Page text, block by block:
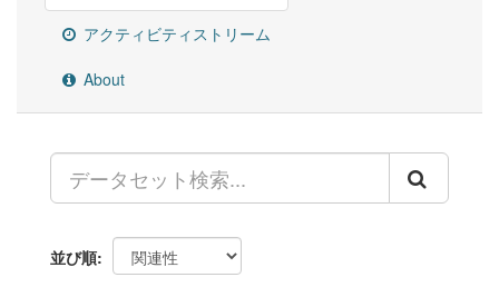
アクティビティストリーム
About
並び順